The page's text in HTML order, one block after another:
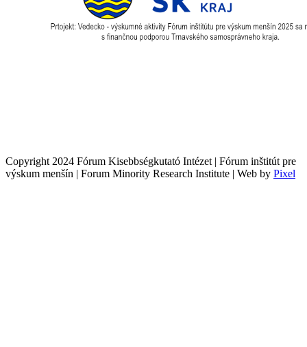
Copyright 2024 Fórum Kisebbségkutató Intézet | Fórum inštitút pre
výskum menšín | Forum Minority Research Institute | Web by Pixel